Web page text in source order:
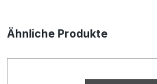
Produktgalerie überspringen
Ähnliche Produkte